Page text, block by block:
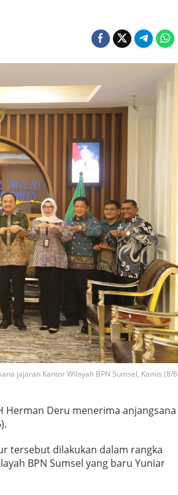
jajaran Kantor Wilayah BPN Sumsel, Kamis (8/6
Herman Deru menerima anjangsana
tersebut dilakukan dalam rangka
BPN Sumsel yang baru Yuniar